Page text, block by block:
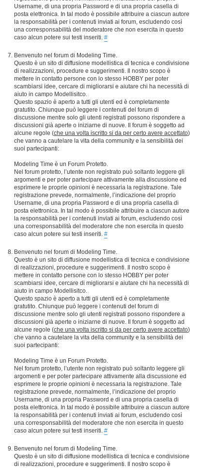
Username, di una propria Password e di una propria casella di
posta elettronica. In tal modo è possibile attribuire a ciascun autore
la responsabilità per i contenuti inviati ai forum, escludendo così
una corresponsabilità del moderatore che non esercita in questo
caso alcun potere sui testi inseriti. #
Benvenuto nel forum di Modeling Time.
Questo è un sito di diffusione modellistica di tecnica e condivisione
di realizzazioni, procedure e suggerimenti. Il nostro scopo è
mettere in contatto persone con lo stesso HOBBY per poter
scambiarsi idee, cercare di migliorarsi e aiutare chi ha necessità di
aiuto in campo Modellisitco.
Questo spazio è aperto a tutti gli utenti ed è completamente
gratutito. Chiunque può leggere i contenuti del forum di
discussione mentre solo gli utenti registrati possono rispondere a
discussioni già aperte o iniziarne di nuove. Il forum è soggetto ad
alcune regole (che una volta iscritto si da per certo avere accettato)
che vanno a cautelare la vita della community e la sensibilità dei
suoi partecipanti:
Modeling Time è un Forum Protetto.
Nel forum protetto, l’utente non registrato può soltanto leggere gli
argomenti e per poter partecipare attivamente alla discussione ed
esprimere le proprie opinioni è necessaria la registrazione. Tale
registrazione prevede, normalmente, l’indicazione del proprio
Username, di una propria Password e di una propria casella di
posta elettronica. In tal modo è possibile attribuire a ciascun autore
la responsabilità per i contenuti inviati ai forum, escludendo così
una corresponsabilità del moderatore che non esercita in questo
caso alcun potere sui testi inseriti. #
Benvenuto nel forum di Modeling Time.
Questo è un sito di diffusione modellistica di tecnica e condivisione
di realizzazioni, procedure e suggerimenti. Il nostro scopo è
mettere in contatto persone con lo stesso HOBBY per poter
scambiarsi idee, cercare di migliorarsi e aiutare chi ha necessità di
aiuto in campo Modellisitco.
Questo spazio è aperto a tutti gli utenti ed è completamente
gratutito. Chiunque può leggere i contenuti del forum di
discussione mentre solo gli utenti registrati possono rispondere a
discussioni già aperte o iniziarne di nuove. Il forum è soggetto ad
alcune regole (che una volta iscritto si da per certo avere accettato)
che vanno a cautelare la vita della community e la sensibilità dei
suoi partecipanti:
Modeling Time è un Forum Protetto.
Nel forum protetto, l’utente non registrato può soltanto leggere gli
argomenti e per poter partecipare attivamente alla discussione ed
esprimere le proprie opinioni è necessaria la registrazione. Tale
registrazione prevede, normalmente, l’indicazione del proprio
Username, di una propria Password e di una propria casella di
posta elettronica. In tal modo è possibile attribuire a ciascun autore
la responsabilità per i contenuti inviati ai forum, escludendo così
una corresponsabilità del moderatore che non esercita in questo
caso alcun potere sui testi inseriti. #
Benvenuto nel forum di Modeling Time.
Questo è un sito di diffusione modellistica di tecnica e condivisione
di realizzazioni, procedure e suggerimenti. Il nostro scopo è